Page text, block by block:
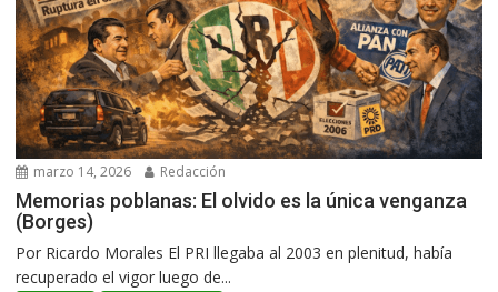
marzo 14, 2026 Redacción
Memorias poblanas: El olvido es la única venganza
(Borges)
Por Ricardo Morales El PRI llegaba al 2003 en plenitud, había
recuperado el vigor luego de...